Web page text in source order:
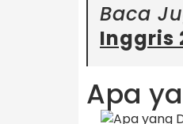
Baca
Inggris
Apa